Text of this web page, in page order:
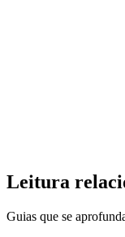
Leitura
Guias que se